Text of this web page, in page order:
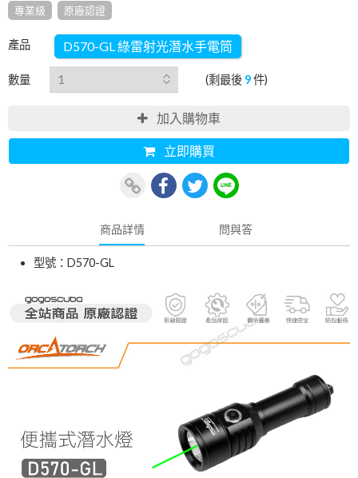
專業級 原廠認證
產品 D570-GL 綠雷射光潛水手電筒
數量 (剩最後 9件)
加入購物車
立即購買
商品詳情 問與答
型號：D570-GL